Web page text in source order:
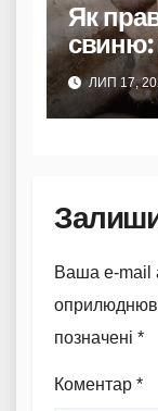
Як
свиню:
ЛИП 17,
Ваша e-mail
позначені *
Коментар *